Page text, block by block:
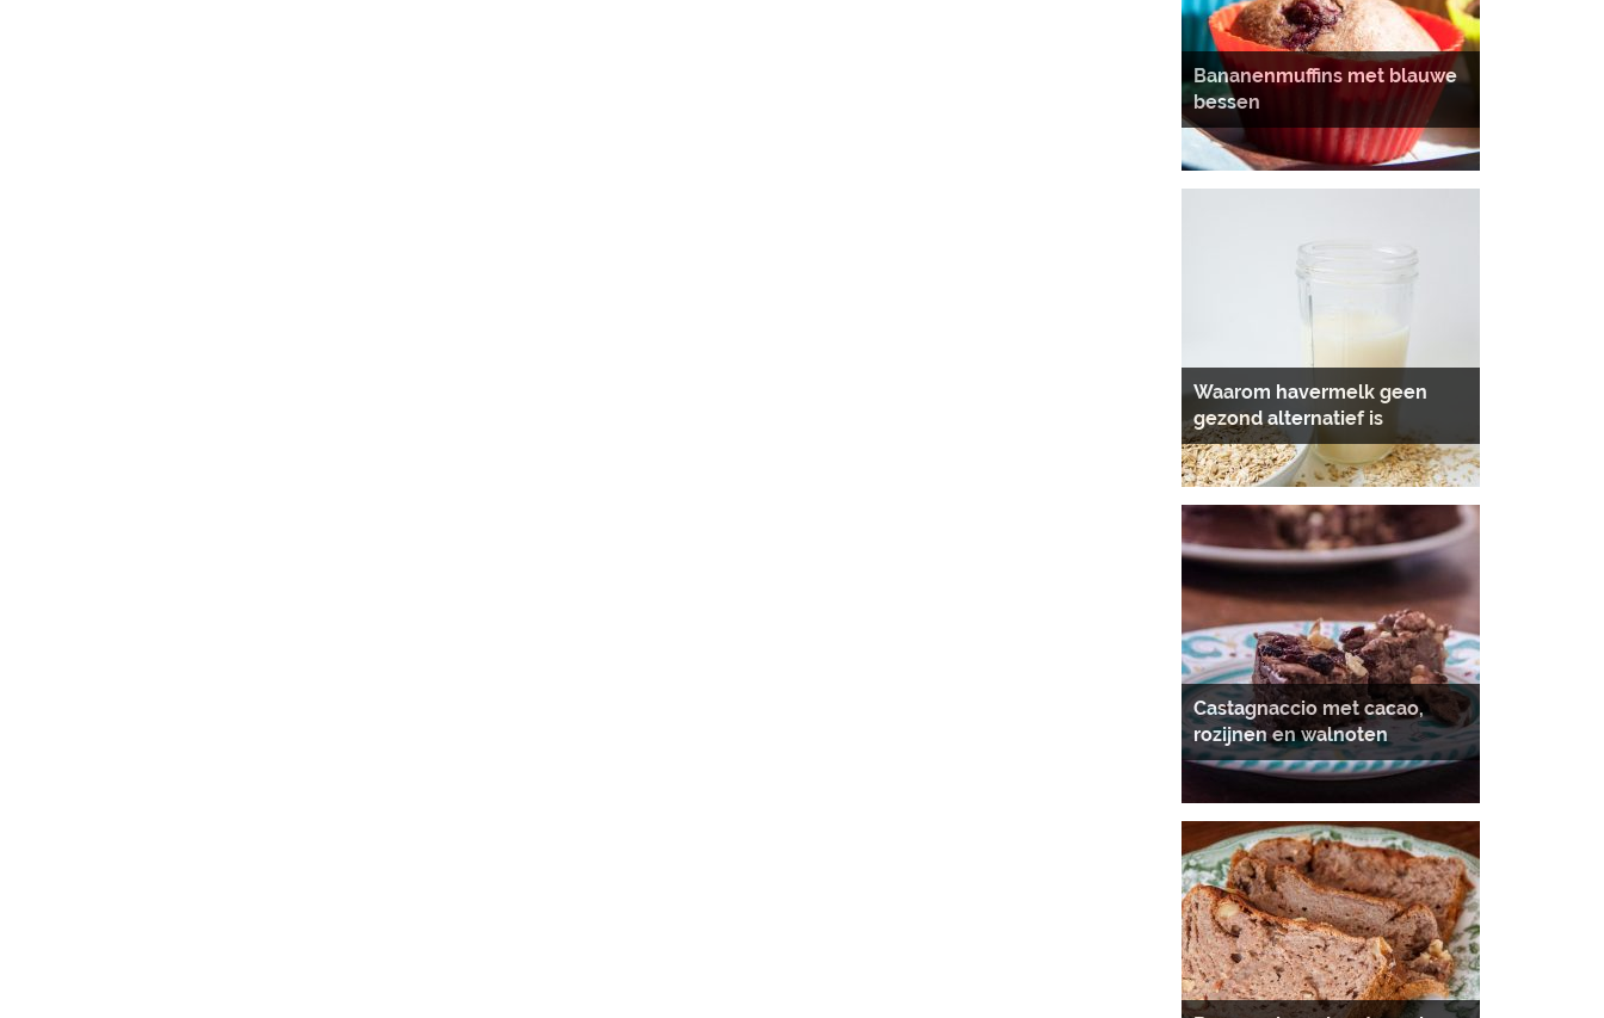
Bananenmuffins met blauwe
bessen
Waarom havermelk geen
gezond alternatief is
Castagnaccio met cacao,
rozijnen en walnoten